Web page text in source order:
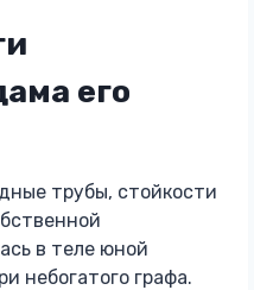
его
трубы, стойкости
в теле юной
небогатого графа.